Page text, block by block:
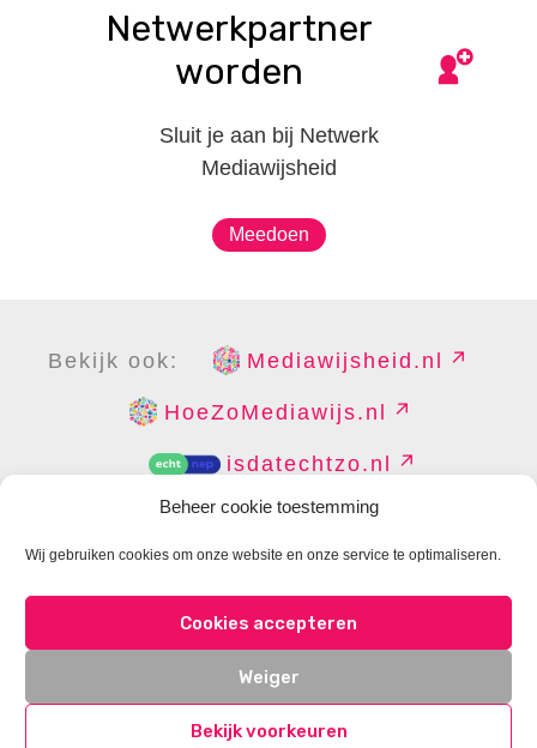
Beheer cookie toestemming
Wij gebruiken cookies om onze website en onze service te optimaliseren.
Cookies accepteren
Weiger
Bekijk voorkeuren
Netwerkpartner
worden
Sluit je aan bij Netwerk
Mediawijsheid
Meedoen
Bekijk ook: Mediawijsheid.nl
HoeZoMediawijs.nl
isdatechtzo.nl
DISCLAIMER PRIVACY
CONTACT
COOKIES BEHEREN